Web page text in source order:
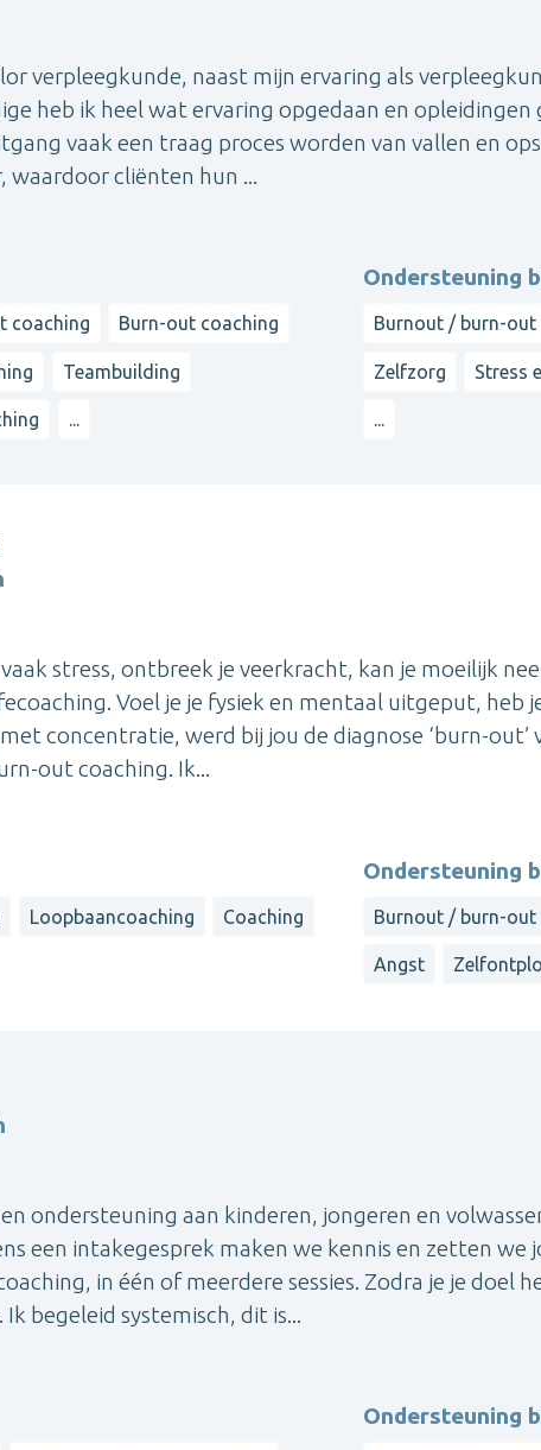
verpleegkunde, naast mijn ervaring als
heb ik heel wat ervaring opgedaan en opleidingen
vaak een traag proces worden van vallen en
waardoor cliënten hun ...
coaching Burn-out coaching
Teambuilding
...
Ondersteuning
Burnout / burn-out
Zelfzorg Stress
...
stress, ontbreek je veerkracht, kan je moeilijk
Voel je je fysiek en mentaal uitgeput, heb
concentratie, werd bij jou de diagnose ‘burn-out’
out coaching. Ik...
Loopbaancoaching Coaching
Ondersteuning
Burnout / burn-out
Angst
ondersteuning aan kinderen, jongeren en
een intakegesprek maken we kennis en zetten we
in één of meerdere sessies. Zodra je je doel
begeleid systemisch, dit is...
Ondersteuning